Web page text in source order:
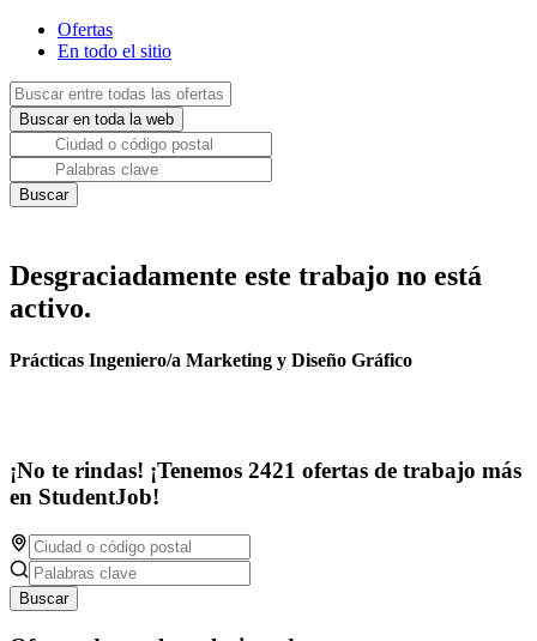
Ofertas
En todo el sitio
Desgraciadamente este trabajo no está
activo.
Prácticas Ingeniero/a Marketing y Diseño Gráfico
¡No te rindas! ¡Tenemos 2421 ofertas de trabajo más
en StudentJob!
Buscar